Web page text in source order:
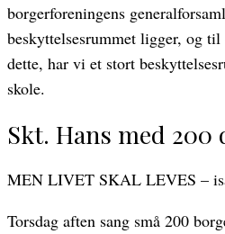
borgerforeningens
beskyttelsesrummet ligger, og
dette, har vi et stort
skole.
Skt. Hans med 200
MEN LIVET SKAL LEVES –
Torsdag aften sang små 200